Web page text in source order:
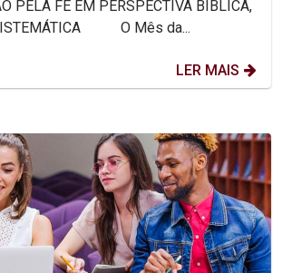
PELA FÉ EM PERSPECTIVA BÍBLICA,
HISTÓRICA E SISTEMÁTICA O Mês da...
LER MAIS